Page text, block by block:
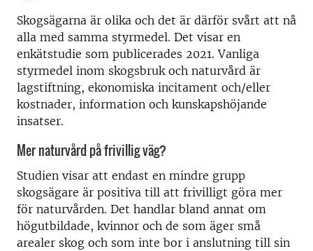
Skogsägarna är olika och det är därför svårt att nå
alla med samma styrmedel. Det visar en
enkätstudie som publicerades 2021. Vanliga
styrmedel inom skogsbruk och naturvård är
lagstiftning, ekonomiska incitament och/eller
kostnader, information och kunskapshöjande
insatser.
Mer naturvård på frivillig väg?
Studien visar att endast en mindre grupp
skogsägare är positiva till att frivilligt göra mer
för naturvården. Det handlar bland annat om
högutbildade, kvinnor och de som äger små
arealer skog och som inte bor i anslutning till sin